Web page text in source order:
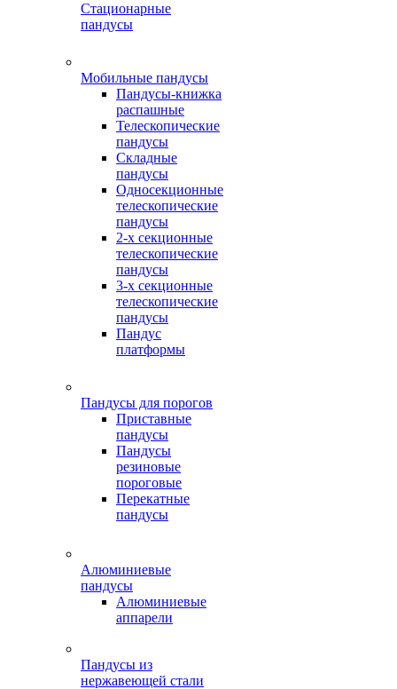
Стационарные
пандусы
Мобильные пандусы
Пандусы-книжка
распашные
Телескопические
пандусы
Складные
пандусы
Односекционные
телескопические
пандусы
2-х секционные
телескопические
пандусы
3-х секционные
телескопические
пандусы
Пандус
платформы
Пандусы для порогов
Приставные
пандусы
Пандусы
резиновые
пороговые
Перекатные
пандусы
Алюминиевые
пандусы
Алюминиевые
аппарели
Пандусы из
нержавеющей стали